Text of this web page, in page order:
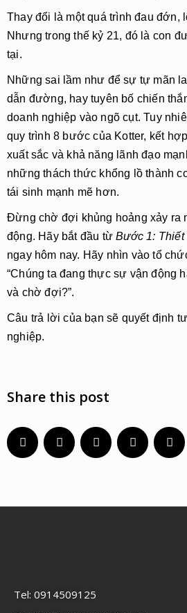
Thay đổi là một quá trình đau đớn,
Nhưng trong thế kỷ 21, đó là con
tại.
Những sai lầm như để sự tự mãn
dẫn đường, hay tuyên bố chiến
doanh nghiệp vào ngõ cụt. Tuy
quy trình 8 bước của Kotter, kết
xuất sắc và khả năng lãnh đạo
những thách thức khổng lồ thành
tái sinh mạnh mẽ hơn.
Đừng chờ đợi khủng hoảng xảy ra
động. Hãy bắt đầu từBước 1: Thiết
ngay hôm nay. Hãy nhìn vào tổ
“Chúng ta đang thực sự vận động
và chờ đợi?”.
Câu trả lời của bạn sẽ quyết định
nghiệp.
Share this post
Tel: 0914509125